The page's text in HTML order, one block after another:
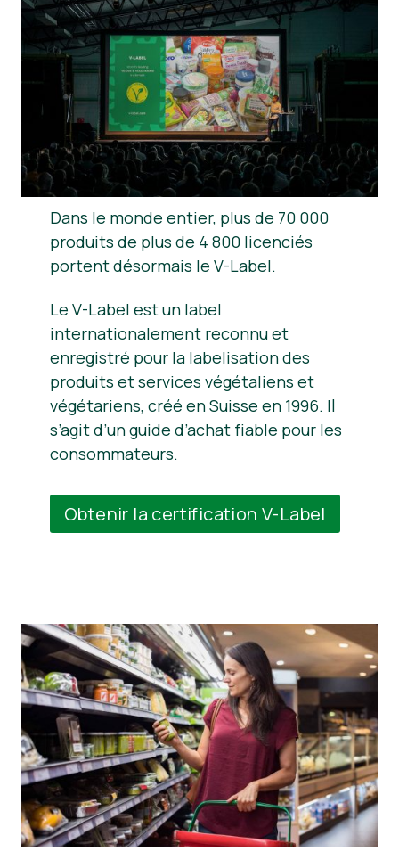
Nouvelles
Matériel de presse
Dans le monde entier, plus de 70 000
produits de plus de 4 800 licenciés
portent désormais le V-Label.
Le V-Label est un label
internationalement reconnu et
enregistré pour la labelisation des
produits et services végétaliens et
végétariens, créé en Suisse en 1996. Il
s’agit d’un guide d’achat fiable pour les
consommateurs.
Obtenir la certification V-Label